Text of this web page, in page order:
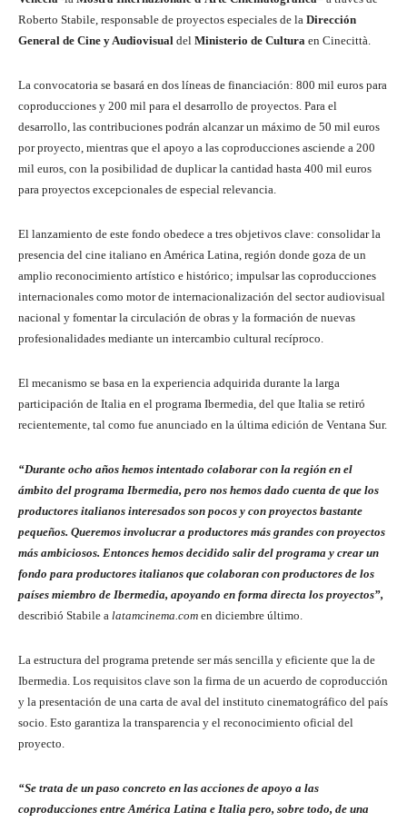
Roberto Stabile, responsable de proyectos especiales de la Dirección
General de Cine y Audiovisual del Ministerio de Cultura en Cinecittà.
La convocatoria se basará en dos líneas de financiación: 800 mil euros para
coproducciones y 200 mil para el desarrollo de proyectos. Para el
desarrollo, las contribuciones podrán alcanzar un máximo de 50 mil euros
por proyecto, mientras que el apoyo a las coproducciones asciende a 200
mil euros, con la posibilidad de duplicar la cantidad hasta 400 mil euros
para proyectos excepcionales de especial relevancia.
El lanzamiento de este fondo obedece a tres objetivos clave: consolidar la
presencia del cine italiano en América Latina, región donde goza de un
amplio reconocimiento artístico e histórico; impulsar las coproducciones
internacionales como motor de internacionalización del sector audiovisual
nacional y fomentar la circulación de obras y la formación de nuevas
profesionalidades mediante un intercambio cultural recíproco.
El mecanismo se basa en la experiencia adquirida durante la larga
participación de Italia en el programa Ibermedia, del que Italia se retiró
recientemente, tal como fue anunciado en la última edición de Ventana Sur.
“Durante ocho años hemos intentado colaborar con la región en el
ámbito del programa Ibermedia, pero nos hemos dado cuenta de que los
productores italianos interesados son pocos y con proyectos bastante
pequeños. Queremos involucrar a productores más grandes con proyectos
más ambiciosos. Entonces hemos decidido salir del programa y crear un
fondo para productores italianos que colaboran con productores de los
países miembro de Ibermedia, apoyando en forma directa los proyectos”,
describió Stabile a latamcinema.com en diciembre último.
La estructura del programa pretende ser más sencilla y eficiente que la de
Ibermedia. Los requisitos clave son la firma de un acuerdo de coproducción
y la presentación de una carta de aval del instituto cinematográfico del país
socio. Esto garantiza la transparencia y el reconocimiento oficial del
proyecto.
“Se trata de un paso concreto en las acciones de apoyo a las
coproducciones entre América Latina e Italia pero, sobre todo, de una